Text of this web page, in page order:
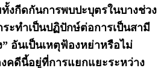
งกีดกันการพบปะบุตรในบางช่วง
ระทำเป็นปฏิปักษ์ต่อการเป็นสามี
อันเป็นเหตุฟ้องหย่าหรือไม่
คดีนี้อยู่ที่การแยกแยะระหว่าง